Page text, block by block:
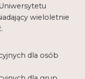
wieloletnie
dla osób